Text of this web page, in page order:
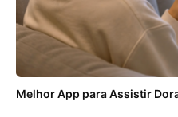
Melhor App para Assistir